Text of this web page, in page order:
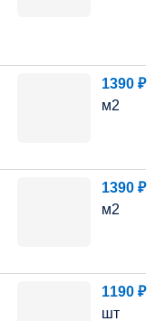
1390 ₽
м2
1390 ₽
м2
1190 ₽
шт